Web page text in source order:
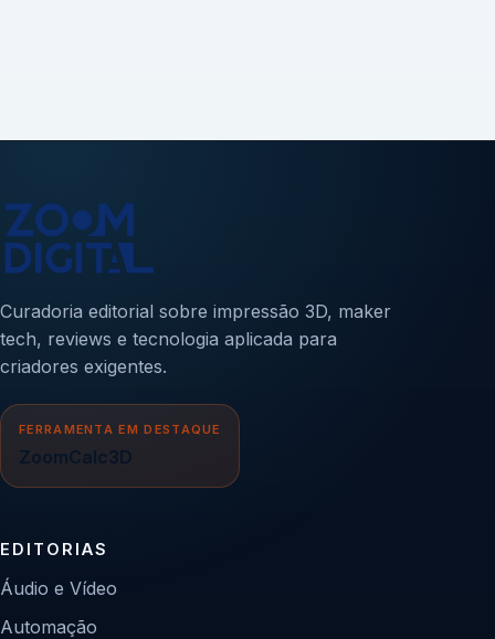
Curadoria editorial sobre impressão 3D, maker
tech, reviews e tecnologia aplicada para
criadores exigentes.
FERRAMENTA EM DESTAQUE
ZoomCalc3D
EDITORIAS
Áudio e Vídeo
Automação